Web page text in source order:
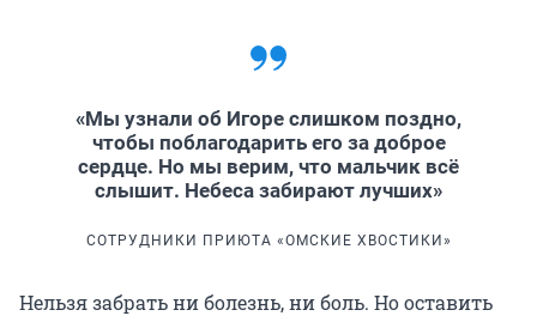
«Мы узнали об Игоре слишком поздно,
чтобы поблагодарить его за доброе
сердце. Но мы верим, что мальчик всё
слышит. Небеса забирают лучших»
СОТРУДНИКИ ПРИЮТА «ОМСКИЕ ХВОСТИКИ»
Нельзя забрать ни болезнь, ни боль. Но оставить